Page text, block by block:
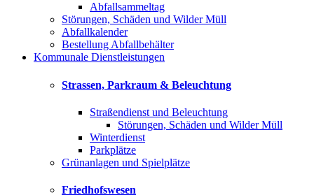
Abfallsammeltag
Störungen, Schäden und Wilder Müll
Abfallkalender
Bestellung Abfallbehälter
Kommunale Dienstleistungen
Strassen, Parkraum & Beleuchtung
Straßendienst und Beleuchtung
Störungen, Schäden und Wilder Müll
Winterdienst
Parkplätze
Grünanlagen und Spielplätze
Friedhofswesen